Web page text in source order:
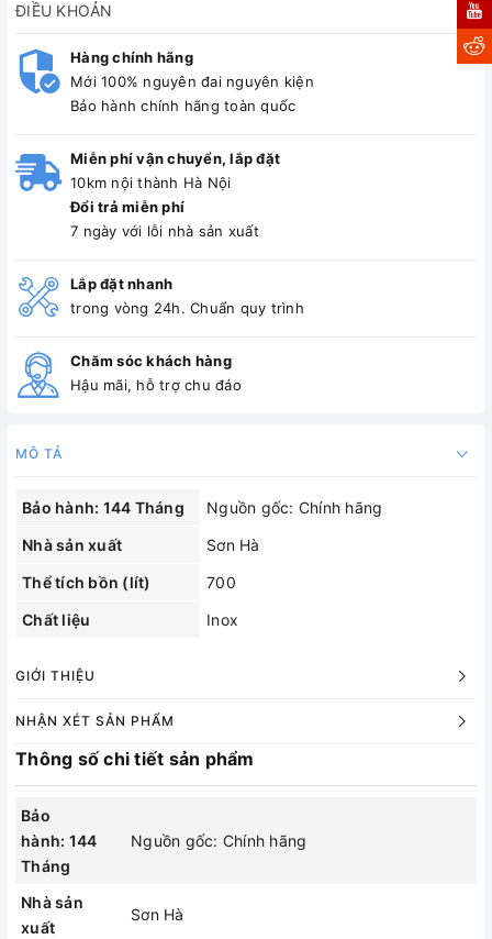
ĐIỀU KHOẢN
Hàng chính hãng
Mới 100% nguyên đai nguyên kiện
Bảo hành chính hãng toàn quốc
Miễn phí vận chuyển, lắp đặt
10km nội thành Hà Nội
Đổi trả miễn phí
7 ngày với lỗi nhà sản xuất
Lắp đặt nhanh
trong vòng 24h. Chuẩn quy trình
Chăm sóc khách hàng
Hậu mãi, hỗ trợ chu đáo
MÔ TẢ
Bảo hành: 144 Tháng
Nguồn gốc: Chính hãng
Nhà sản xuất
Sơn Hà
Thể tích bồn (lít)
700
Chất liệu
Inox
GIỚI THIỆU
NHẬN XÉT SẢN PHẨM
Thông số chi tiết sản phẩm
Bảo
hành: 144
Tháng
Nguồn gốc: Chính hãng
Nhà sản
xuất
Sơn Hà